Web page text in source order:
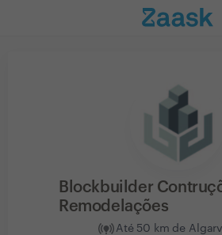
Blockbuilder
Remodelações
Até 50 km de